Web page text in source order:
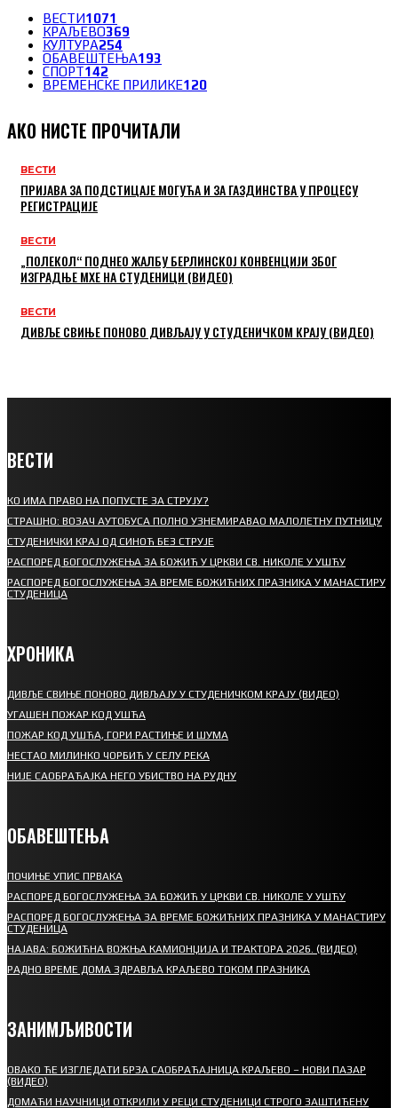
ВЕСТИ1071
КРАЉЕВО369
КУЛТУРА254
ОБАВЕШТЕЊА193
СПОРТ142
ВРЕМЕНСКЕ ПРИЛИКЕ120
АКО НИСТЕ ПРОЧИТАЛИ
ВЕСТИ
ПРИЈАВА ЗА ПОДСТИЦАЈЕ МОГУЋА И ЗА ГАЗДИНСТВА У ПРОЦЕСУ
РЕГИСТРАЦИЈЕ
ВЕСТИ
„ПОЛЕКОЛ“ ПОДНЕО ЖАЛБУ БЕРЛИНСКОЈ КОНВЕНЦИЈИ ЗБОГ
ИЗГРАДЊЕ МХЕ НА СТУДЕНИЦИ (ВИДЕО)
ВЕСТИ
ДИВЉЕ СВИЊЕ ПОНОВО ДИВЉАЈУ У СТУДЕНИЧКОМ КРАЈУ (ВИДЕО)
ВЕСТИ
КО ИМА ПРАВО НА ПОПУСТЕ ЗА СТРУЈУ?
СТРАШНО: ВОЗАЧ АУТОБУСА ПОЛНО УЗНЕМИРАВАО МАЛОЛЕТНУ ПУТНИЦУ
СТУДЕНИЧКИ КРАЈ ОД СИНОЋ БЕЗ СТРУЈЕ
РАСПОРЕД БОГОСЛУЖЕЊА ЗА БОЖИЋ У ЦРКВИ СВ. НИКОЛЕ У УШЋУ
РАСПОРЕД БОГОСЛУЖЕЊА ЗА ВРЕМЕ БОЖИЋНИХ ПРАЗНИКА У МАНАСТИРУ
СТУДЕНИЦА
ХРОНИКА
ДИВЉЕ СВИЊЕ ПОНОВО ДИВЉАЈУ У СТУДЕНИЧКОМ КРАЈУ (ВИДЕО)
УГАШЕН ПОЖАР КОД УШЋА
ПОЖАР КОД УШЋА, ГОРИ РАСТИЊЕ И ШУМА
НЕСТАО МИЛИНКО ЧОРБИЋ У СЕЛУ РЕКА
НИЈЕ САОБРАЋАЈКА НЕГО УБИСТВО НА РУДНУ
ОБАВЕШТЕЊА
ПОЧИЊЕ УПИС ПРВАКА
РАСПОРЕД БОГОСЛУЖЕЊА ЗА БОЖИЋ У ЦРКВИ СВ. НИКОЛЕ У УШЋУ
РАСПОРЕД БОГОСЛУЖЕЊА ЗА ВРЕМЕ БОЖИЋНИХ ПРАЗНИКА У МАНАСТИРУ
СТУДЕНИЦА
НАЈАВА: БОЖИЋНА ВОЖЊА КАМИОНЏИЈА И ТРАКТОРА 2026. (ВИДЕО)
РАДНО ВРЕМЕ ДОМА ЗДРАВЉА КРАЉЕВО ТОКОМ ПРАЗНИКА
ЗАНИМЉИВОСТИ
ОВАКО ЋЕ ИЗГЛЕДАТИ БРЗА САОБРАЋАЈНИЦА КРАЉЕВО – НОВИ ПАЗАР
(ВИДЕО)
ДОМАЋИ НАУЧНИЦИ ОТКРИЛИ У РЕЦИ СТУДЕНИЦИ СТРОГО ЗАШТИЋЕНУ